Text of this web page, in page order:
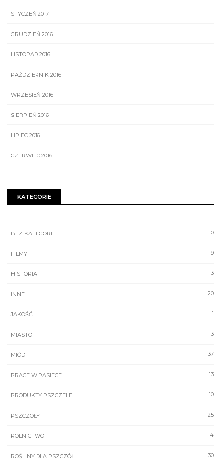
STYCZEŃ 2017
GRUDZIEŃ 2016
LISTOPAD 2016
PAŹDZIERNIK 2016
WRZESIEŃ 2016
SIERPIEŃ 2016
LIPIEC 2016
CZERWIEC 2016
KATEGORIE
10
BEZ KATEGORII
19
FILMY
3
HISTORIA
20
INNE
1
JAKOŚĆ
3
MIASTO
37
MIÓD
13
PRACE W PASIECE
10
PRODUKTY PSZCZELE
25
PSZCZOŁY
4
ROLNICTWO
30
ROŚLINY DLA PSZCZÓŁ